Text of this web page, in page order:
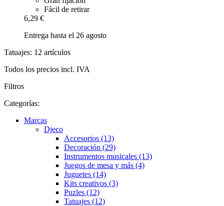
Fácil de retirar
6,29 €
Entrega hasta el 26 agosto
Tatuajes: 12 artículos
Todos los precios incl. IVA
Filtros
Categorías:
Marcas
Djeco
Accesorios (13)
Decoración (29)
Instrumentos musicales (13)
Juegos de mesa y más (4)
Juguetes (14)
Kits creativos (3)
Puzles (12)
Tatuajes (12)